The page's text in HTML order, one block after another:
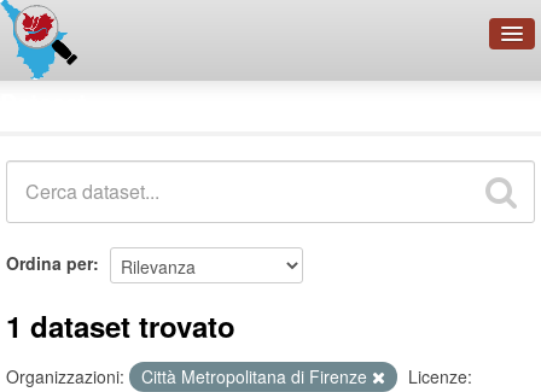
Organizzazioni
Ordina per
1 dataset trovato
Organizzazioni: Città Metropolitana di Firenze
Licenze: